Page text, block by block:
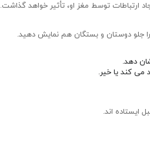
ارتباطات توسط مغز او، تأثیر خواهد گذاشت.
جلو دوستان و بستگان هم نمایش دهید.
دهد.
می کند یا خیر.
ایستاده اند.